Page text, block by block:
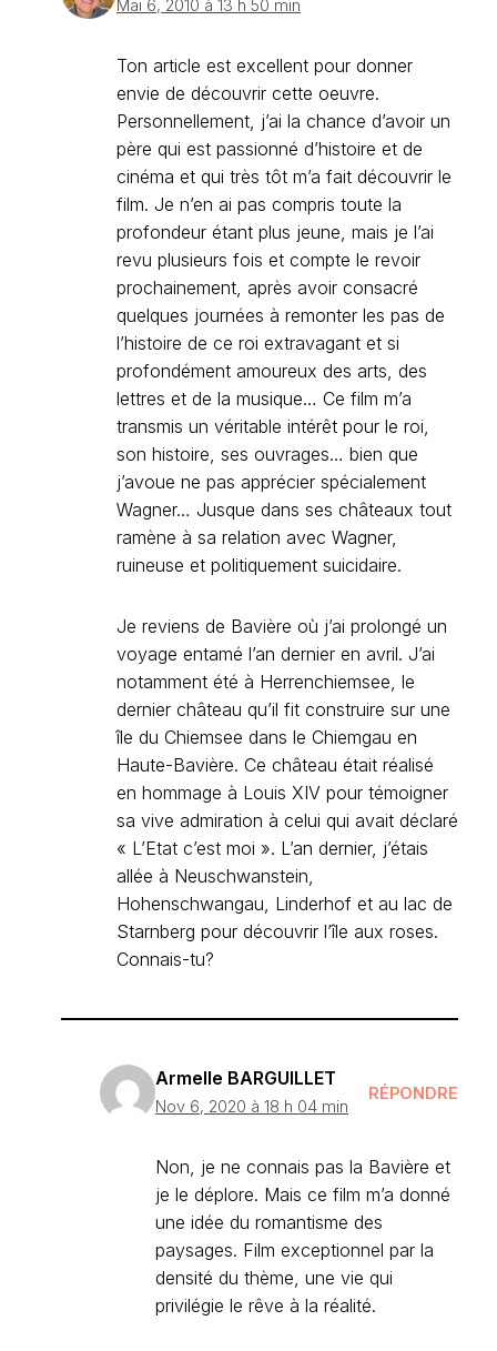
Mai 6, 2010 à 13 h 50 min
Ton article est excellent pour donner
envie de découvrir cette oeuvre.
Personnellement, j’ai la chance d’avoir un
père qui est passionné d’histoire et de
cinéma et qui très tôt m’a fait découvrir le
film. Je n’en ai pas compris toute la
profondeur étant plus jeune, mais je l’ai
revu plusieurs fois et compte le revoir
prochainement, après avoir consacré
quelques journées à remonter les pas de
l’histoire de ce roi extravagant et si
profondément amoureux des arts, des
lettres et de la musique… Ce film m’a
transmis un véritable intérêt pour le roi,
son histoire, ses ouvrages… bien que
j’avoue ne pas apprécier spécialement
Wagner… Jusque dans ses châteaux tout
ramène à sa relation avec Wagner,
ruineuse et politiquement suicidaire.
Je reviens de Bavière où j’ai prolongé un
voyage entamé l’an dernier en avril. J’ai
notamment été à Herrenchiemsee, le
dernier château qu’il fit construire sur une
île du Chiemsee dans le Chiemgau en
Haute-Bavière. Ce château était réalisé
en hommage à Louis XIV pour témoigner
sa vive admiration à celui qui avait déclaré
« L’Etat c’est moi ». L’an dernier, j’étais
allée à Neuschwanstein,
Hohenschwangau, Linderhof et au lac de
Starnberg pour découvrir l’île aux roses.
Connais-tu?
Armelle BARGUILLET
Nov 6, 2020 à 18 h 04 min
RÉPONDRE
Non, je ne connais pas la Bavière et
je le déplore. Mais ce film m’a donné
une idée du romantisme des
paysages. Film exceptionnel par la
densité du thème, une vie qui
privilégie le rêve à la réalité.